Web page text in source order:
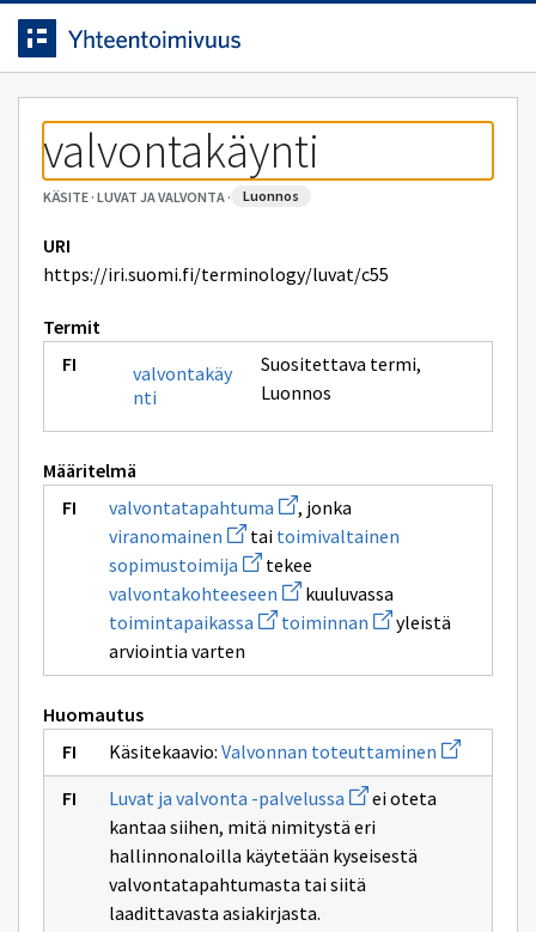
Siirrytty
sivulle
Siirry suoraan sisältöön.
valvontakäynti
KÄSITE· LUVAT JA VALVONTA· luonnos
URI
https://iri.suomi.fi/terminology/luvat/c55
Termit
valvontakäy
nti
Suositettava termi,
Luonnos
Määritelmä
valvontatapahtuma Avaa
uuden
ikkunan
sivulle
valvontatapahtuma
, jonka
viranomainen Avaa
uuden
ikkunan
sivulle
viranomainen
tai toimivaltainen
sopimustoimija Avaa
uuden
ikkunan
sivulle
toimivaltainen
sopimustoimija
tekee
valvontakohteeseen Avaa
uuden
ikkunan
kuuluvassa
toimintapaikassa Avaa
uuden
sivulle
toiminnan Avaa
uuden
sivulle
yleistä
arviointia varten
Huomautus
Käsitekaavio: Valvonnan toteuttaminen Avaa
uuden
ikkunan
Luvat ja valvonta -palvelussa Avaa
uuden
ikkunan
sivulle
Luvat
ja
ei oteta
kantaa siihen, mitä nimitystä eri
hallinnonaloilla käytetään kyseisestä
valvontatapahtumasta tai siitä
laadittavasta asiakirjasta.